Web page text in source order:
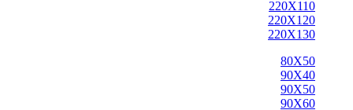
220X110
220X120
220X130
80X50
90X40
90X50
90X60